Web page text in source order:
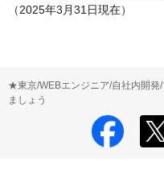
（2025年3月31日現在）
★東京/WEBエンジニア/自社内開発
ましょう